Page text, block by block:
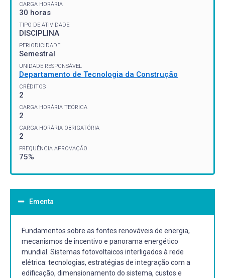
CARGA HORÁRIA
30 horas
TIPO DE ATIVIDADE
DISCIPLINA
PERIODICIDADE
Semestral
UNIDADE RESPONSÁVEL
Departamento de Tecnologia da Construção
CRÉDITOS
2
CARGA HORÁRIA TEÓRICA
2
CARGA HORÁRIA OBRIGATÓRIA
2
FREQUÊNCIA APROVAÇÃO
75%
Ementa
Fundamentos sobre as fontes renováveis de energia,
mecanismos de incentivo e panorama energético
mundial. Sistemas fotovoltaicos interligados à rede
elétrica: tecnologias, estratégias de integração com a
edificação, dimensionamento do sistema, custos e